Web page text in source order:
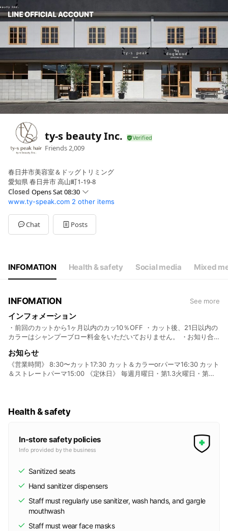
ty-s beauty Inc.
Friends2,009
春日井市美容室＆ドッグトリミング
愛知県 春日井市 高山町1-19-8
Closed Opens Sat 08:30
Sun08:30 - 17:30
MonClosed
Tue08:30 - 17:30
Wed08:30 - 17:30
定休日・毎週月曜日、第1・3火曜日、第2・4・5日曜日
www.ty-speak.com 2 other items
Chat Posts
INFOMATION Health & safety Social media Mixed
INFOMATION See more
インフォメーション
・前回のカットから1ヶ月以内のカッ10％OFF ・カット後、21日以内の
カラーはシャンプーブロー料金をいただいておりません。 ・お知り合
お客様、ご紹介の上初めてご来店いただいたお客様は技術料金20％OFF
・メンバーズカードは技術、商品(税込)の1％をポイント還元 年間10万
円以上(税込)のお支払いで翌年2％ポイント還元 年間15万円以上(税込)
様のスタイルに合った、ご希望のスタイリストをご自由にご指名いただ
お知らせ
《営業時間》 8:30〜カット17:30 カット＆カラーorパーマ16:30 カット
＆ストレートパーマ15:00 《定休日》 毎週月曜日・第1.3火曜日・第
Health & safety
In-store safety policies
Info provided by the business
Sanitized seats
Hand sanitizer dispensers
Staff must regularly use sanitizer, wash hands, and gargle
mouthwash
Staff must wear face masks